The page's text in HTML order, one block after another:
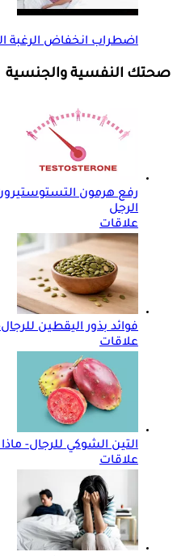
اضطراب انخفاض الرغبة
صحتك النفسية والجنسية
الرجل
علاقات
فوائد بذور اليقطين
علاقات
التين الشوكي للرجال-
علاقات